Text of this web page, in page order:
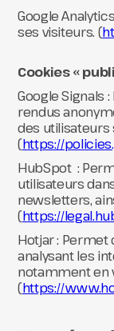
Google
ses visiteurs. (
Cookies «
Google Signals
rendus
des utilisateurs
(https://
HubSpot :
utilisateurs
newsletters,
(https://
Hotjar : Permet
analysant les
notamment en
(https://